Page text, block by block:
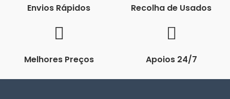
Envios Rápidos Recolha de Usados
Melhores Preços Apoios 24/7